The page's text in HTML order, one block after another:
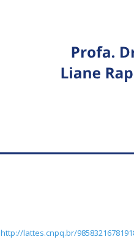
http://lattes.cnpq.br/